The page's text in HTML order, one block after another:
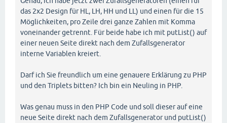
das 2x2 Design für HL, LH, HH und LL) und einen für die 15
Möglichkeiten, pro Zeile drei ganze Zahlen mit Komma
voneinander getrennt. Für beide habe ich mit putList() auf
einer neuen Seite direkt nach dem Zufallsgenerator
interne Variablen kreiert.
Darf ich Sie freundlich um eine genauere Erklärung zu PHP
und den Triplets bitten? Ich bin ein Neuling in PHP.
Was genau muss in den PHP Code und soll dieser auf eine
neue Seite direkt nach dem Zufallsgenerator und putList()